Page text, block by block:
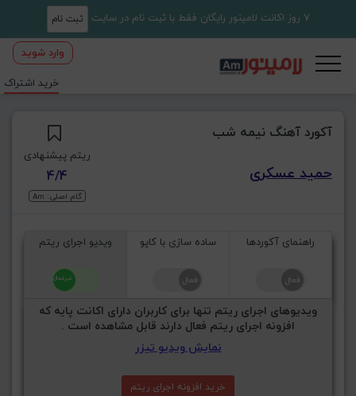
7 روز اکانت لامینور رایگان فقط با ثبت نام در سایت ثبت نام
وارد شوید
خرید اشتراک
آکورد آهنگ نیمه شب
حمید عسکری
ریتم پیشنهادی
4/4
گام اصلی: Am
راهنمای آکوردها ساده سازی با کاپو ویدیو اجرای ریتم
ویدیوهای اجرای ریتم تنها برای کاربران دارای اکانت پایه که
افزونه اجرای ریتم فعال دارند قابل مشاهده است .
نمایش ویدیو تیزر
خرید افزونه اجرای ریتم